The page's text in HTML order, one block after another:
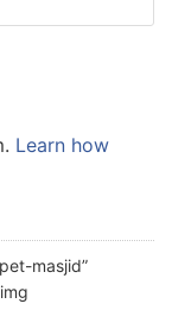
Learn how
masjid”